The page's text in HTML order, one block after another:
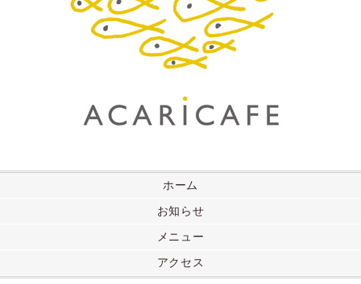
ホーム
お知らせ
メニュー
アクセス